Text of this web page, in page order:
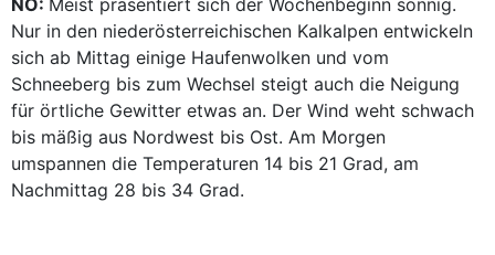
NÖ: Meist präsentiert sich der Wochenbeginn sonnig.
Nur in den niederösterreichischen Kalkalpen entwickeln
sich ab Mittag einige Haufenwolken und vom
Schneeberg bis zum Wechsel steigt auch die Neigung
für örtliche Gewitter etwas an. Der Wind weht schwach
bis mäßig aus Nordwest bis Ost. Am Morgen
umspannen die Temperaturen 14 bis 21 Grad, am
Nachmittag 28 bis 34 Grad.